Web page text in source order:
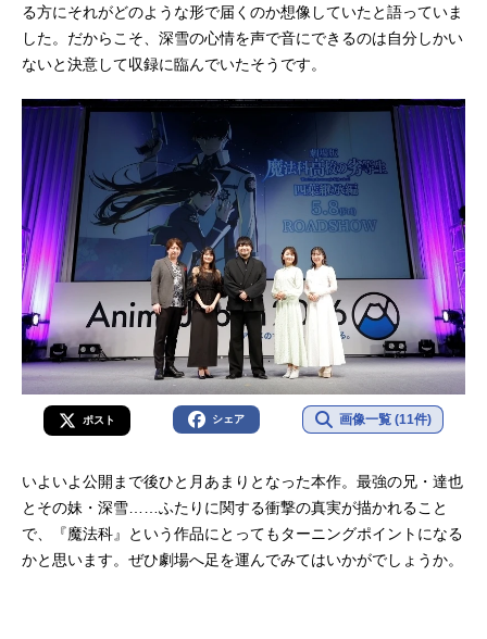
る方にそれがどのような形で届くのか想像していたと語っていま
した。だからこそ、深雪の心情を声で音にできるのは自分しかい
ないと決意して収録に臨んでいたそうです。
ポスト シェア 画像一覧 (11件)
いよいよ公開まで後ひと月あまりとなった本作。最強の兄・達也
とその妹・深雪……ふたりに関する衝撃の真実が描かれること
で、『魔法科』という作品にとってもターニングポイントになる
かと思います。ぜひ劇場へ足を運んでみてはいかがでしょうか。